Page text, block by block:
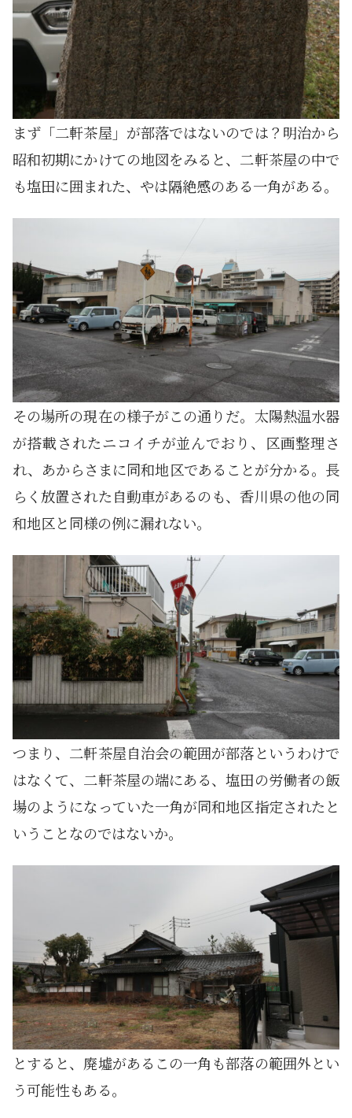
まず「二軒茶屋」が部落ではないのでは？明治から
昭和初期にかけての地図をみると、二軒茶屋の中で
も塩田に囲まれた、やは隔絶感のある一角がある。
その場所の現在の様子がこの通りだ。太陽熱温水器
が搭載されたニコイチが並んでおり、区画整理さ
れ、あからさまに同和地区であることが分かる。長
らく放置された自動車があるのも、香川県の他の同
和地区と同様の例に漏れない。
つまり、二軒茶屋自治会の範囲が部落というわけで
はなくて、二軒茶屋の端にある、塩田の労働者の飯
場のようになっていた一角が同和地区指定されたと
いうことなのではないか。
とすると、廃墟があるこの一角も部落の範囲外とい
う可能性もある。